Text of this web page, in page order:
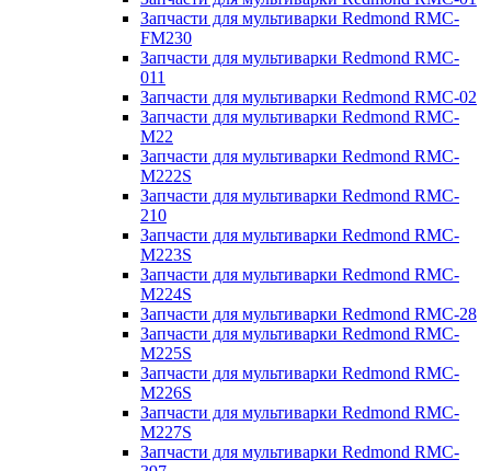
Запчасти для мультиварки Redmond RMC-
FM230
Запчасти для мультиварки Redmond RMC-
011
Запчасти для мультиварки Redmond RMC-02
Запчасти для мультиварки Redmond RMC-
M22
Запчасти для мультиварки Redmond RMC-
M222S
Запчасти для мультиварки Redmond RMC-
210
Запчасти для мультиварки Redmond RMC-
M223S
Запчасти для мультиварки Redmond RMC-
M224S
Запчасти для мультиварки Redmond RMC-28
Запчасти для мультиварки Redmond RMC-
M225S
Запчасти для мультиварки Redmond RMC-
M226S
Запчасти для мультиварки Redmond RMC-
M227S
Запчасти для мультиварки Redmond RMC-